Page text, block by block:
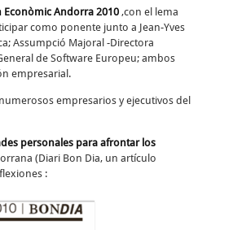
Econòmic Andorra 2010 ,con el lema
como ponente junto a Jean-Yves
Assumpció Majoral -Directora
de Software Europeu; ambos
empresarial.
empresarios y ejecutivos del
personales para afrontar los
(Diari Bon Dia, un artículo
: